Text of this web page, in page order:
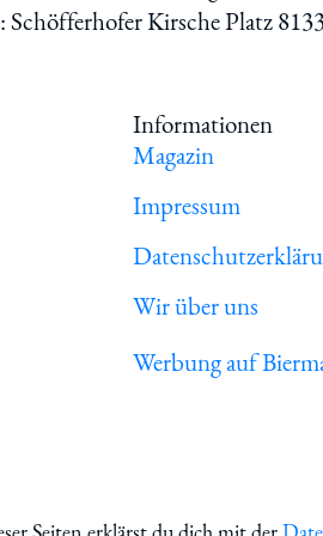
Schöfferhofer Kirsche Platz
Informationen
Magazin
Impressum
Wir über uns
Werbung auf